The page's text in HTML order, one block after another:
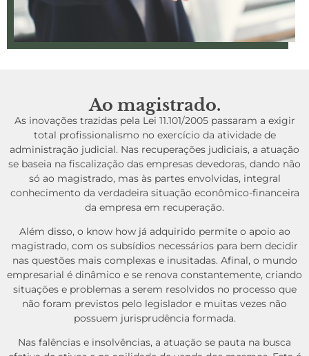
Ao magistrado.
As inovações trazidas pela Lei 11.101/2005 passaram a exigir
total profissionalismo no exercício da atividade de
administração judicial. Nas recuperações judiciais, a atuação
se baseia na fiscalização das empresas devedoras, dando não
só ao magistrado, mas às partes envolvidas, integral
conhecimento da verdadeira situação econômico-financeira
da empresa em recuperação.
Além disso, o know how já adquirido permite o apoio ao
magistrado, com os subsídios necessários para bem decidir
nas questões mais complexas e inusitadas. Afinal, o mundo
empresarial é dinâmico e se renova constantemente, criando
situações e problemas a serem resolvidos no processo que
não foram previstos pelo legislador e muitas vezes não
possuem jurisprudência formada.
Nas falências e insolvências, a atuação se pauta na busca